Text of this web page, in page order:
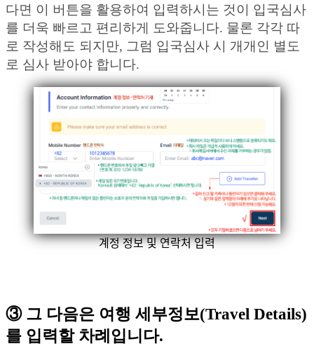
다면 이 버튼을 활용하여 입력하시는 것이 입국심사
를 더욱 빠르고 편리하게 도와줍니다. 물론 각각 따
로 작성해도 되지만, 그럼 입국심사 시 개개인 별도
로 심사 받아야 합니다.
계정 정보 및 연락처 입력
③ 그 다음은 여행 세부정보(Travel Details)
를 입력할 차례입니다.